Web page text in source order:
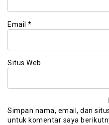
Email *
Situs Web
Simpan nama, email, dan
untuk komentar saya